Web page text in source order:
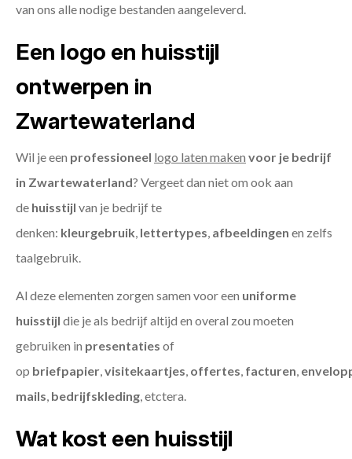
van ons alle nodige bestanden aangeleverd.
Een logo en huisstijl
ontwerpen in
Zwartewaterland
Wil je een professioneel logo laten maken voor je bedrijf
in Zwartewaterland? Vergeet dan niet om ook aan
de huisstijl van je bedrijf te
denken: kleurgebruik, lettertypes, afbeeldingen en zelfs
taalgebruik.
Al deze elementen zorgen samen voor een uniforme
huisstijl die je als bedrijf altijd en overal zou moeten
gebruiken in presentaties of
op briefpapier,visitekaartjes, offertes, facturen,
mails, bedrijfskleding, etctera.
Wat kost een huisstijl